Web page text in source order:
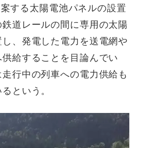
する太陽電池パネルの設置
道レールの間に専用の太陽
、発電した電力を送電網や
給することを目論んでい
行中の列車への電力供給も
という。